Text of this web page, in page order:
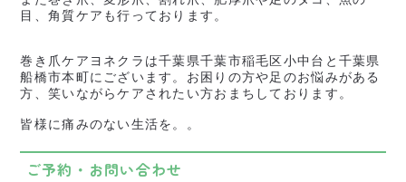
目、角質ケアも行っております。
巻き爪ケアヨネクラは千葉県千葉市稲毛区小中台と千葉県
船橋市本町にございます。お困りの方や足のお悩みがある
方、笑いながらケアされたい方おまちしております。
皆様に痛みのない生活を。。
ご予約・お問い合わせ